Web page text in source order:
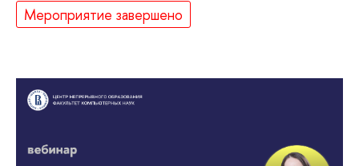
Мероприятие завершено